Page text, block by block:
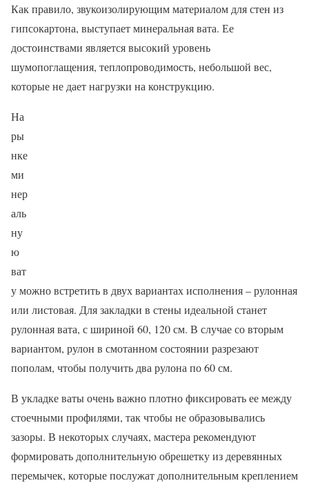
Как правило, звукоизолирующим материалом для стен из
гипсокартона, выступает минеральная вата. Ее
достоинствами является высокий уровень
шумопоглащения, теплопроводимость, небольшой вес,
которые не дает нагрузки на конструкцию.
На
ры
нке
ми
нер
аль
ну
ю
ват
у можно встретить в двух вариантах исполнения – рулонная
или листовая. Для закладки в стены идеальной станет
рулонная вата, с шириной 60, 120 см. В случае со вторым
вариантом, рулон в смотанном состоянии разрезают
пополам, чтобы получить два рулона по 60 см.
В укладке ваты очень важно плотно фиксировать ее между
стоечными профилями, так чтобы не образовывались
зазоры. В некоторых случаях, мастера рекомендуют
формировать дополнительную обрешетку из деревянных
перемычек, которые послужат дополнительным креплением